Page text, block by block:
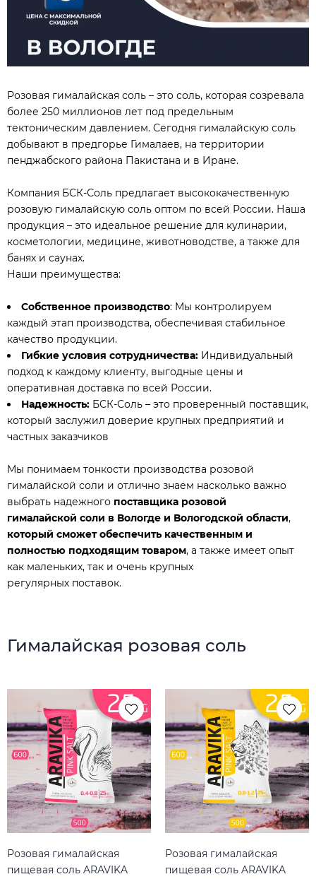
Розовая гималайская соль – это соль, которая созревала
более 250 миллионов лет под предельным
тектоническим давлением. Сегодня гималайскую соль
добывают в предгорье Гималаев, на территории
пенджабского района Пакистана и в Иране.
Компания БСК-Соль предлагает высококачественную
розовую гималайскую соль оптом по всей России. Наша
продукция – это идеальное решение для кулинарии,
косметологии, медицине, животноводстве, а также для
банях и саунах.
Наши преимущества:
Собственное производство: Мы контролируем
каждый этап производства, обеспечивая стабильное
качество продукции.
Гибкие условия сотрудничества: Индивидуальный
подход к каждому клиенту, выгодные цены и
оперативная доставка по всей России.
Надежность: БСК-Соль – это проверенный поставщик,
который заслужил доверие крупных предприятий и
частных заказчиков
Мы понимаем тонкости производства розовой
гималайской соли и отлично знаем насколько важно
выбрать надежного поставщика розовой
гималайской соли в Вологде и Вологодской области,
который сможет обеспечить качественным и
полностью подходящим товаром, а также имеет опыт
как маленьких, так и очень крупных
регулярных поставок.
Гималайская розовая соль
Розовая гималайская
пищевая соль ARAVIKA
Розовая гималайская
пищевая соль ARAVIKA